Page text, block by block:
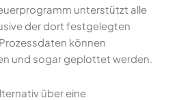
unterstützt alle
der dort festgelegten
können
und sogar geplottet werden.
über eine